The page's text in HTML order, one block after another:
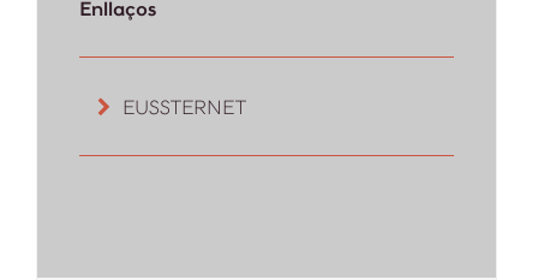
Enllaços
EUSSTERNET